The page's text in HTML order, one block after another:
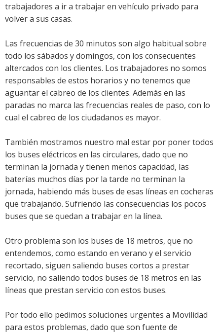
trabajadores a ir a trabajar en vehículo privado para
volver a sus casas.
Las frecuencias de 30 minutos son algo habitual sobre
todo los sábados y domingos, con los consecuentes
altercados con los clientes. Los trabajadores no somos
responsables de estos horarios y no tenemos que
aguantar el cabreo de los clientes. Además en las
paradas no marca las frecuencias reales de paso, con lo
cual el cabreo de los ciudadanos es mayor.
También mostramos nuestro mal estar por poner todos
los buses eléctricos en las circulares, dado que no
terminan la jornada y tienen menos capacidad, las
baterías muchos días por la tarde no terminan la
jornada, habiendo más buses de esas líneas en cocheras
que trabajando. Sufriendo las consecuencias los pocos
buses que se quedan a trabajar en la línea.
Otro problema son los buses de 18 metros, que no
entendemos, como estando en verano y el servicio
recortado, siguen saliendo buses cortos a prestar
servicio, no saliendo todos buses de 18 metros en las
líneas que prestan servicio con estos buses.
Por todo ello pedimos soluciones urgentes a Movilidad
para estos problemas, dado que son fuente de